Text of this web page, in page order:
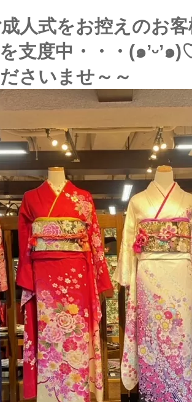
人式をお控えのお
支度中・・・(๑’ᵕ’๑
さいませ～～